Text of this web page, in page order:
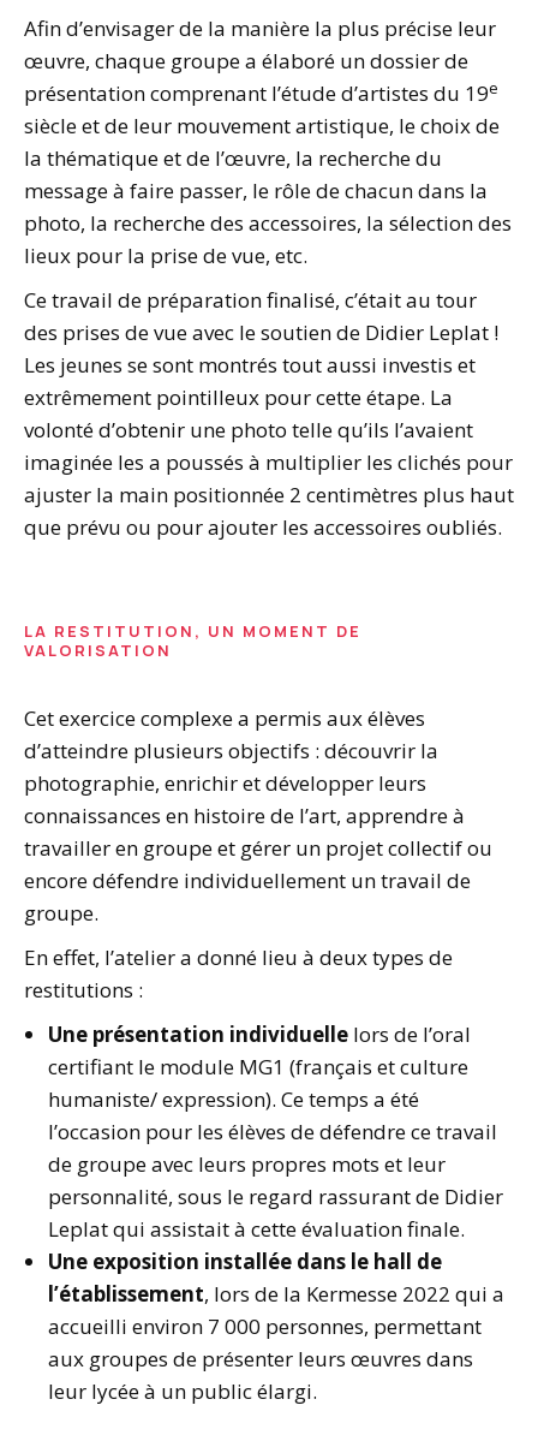
Afin d’envisager de la manière la plus précise leur
œuvre, chaque groupe a élaboré un dossier de
présentation comprenant l’étude d’artistes du 19e
siècle et de leur mouvement artistique, le choix de
la thématique et de l’œuvre, la recherche du
message à faire passer, le rôle de chacun dans la
photo, la recherche des accessoires, la sélection des
lieux pour la prise de vue, etc.
Ce travail de préparation finalisé, c’était au tour
des prises de vue avec le soutien de Didier Leplat !
Les jeunes se sont montrés tout aussi investis et
extrêmement pointilleux pour cette étape. La
volonté d’obtenir une photo telle qu’ils l’avaient
imaginée les a poussés à multiplier les clichés pour
ajuster la main positionnée 2 centimètres plus haut
que prévu ou pour ajouter les accessoires oubliés.
LA RESTITUTION, UN MOMENT DE
VALORISATION
Cet exercice complexe a permis aux élèves
d’atteindre plusieurs objectifs : découvrir la
photographie, enrichir et développer leurs
connaissances en histoire de l’art, apprendre à
travailler en groupe et gérer un projet collectif ou
encore défendre individuellement un travail de
groupe.
En effet, l’atelier a donné lieu à deux types de
restitutions :
Une présentation individuelle lors de l’oral
certifiant le module MG1 (français et culture
humaniste/ expression). Ce temps a été
l’occasion pour les élèves de défendre ce travail
de groupe avec leurs propres mots et leur
personnalité, sous le regard rassurant de Didier
Leplat qui assistait à cette évaluation finale.
Une exposition installée dans le hall de
l’établissement, lors de la Kermesse 2022 qui a
accueilli environ 7 000 personnes, permettant
aux groupes de présenter leurs œuvres dans
leur lycée à un public élargi.